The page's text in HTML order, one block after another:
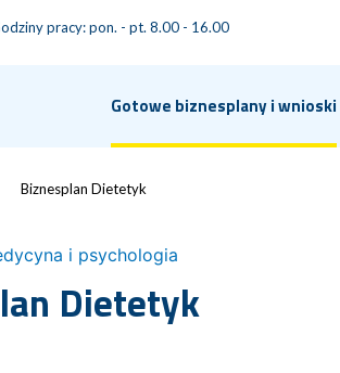
pracy: pon. - pt. 8.00 - 16.00
Gotowe biznesplany i wnioski
Biznesplan Dietetyk
i psychologia
Dietetyk